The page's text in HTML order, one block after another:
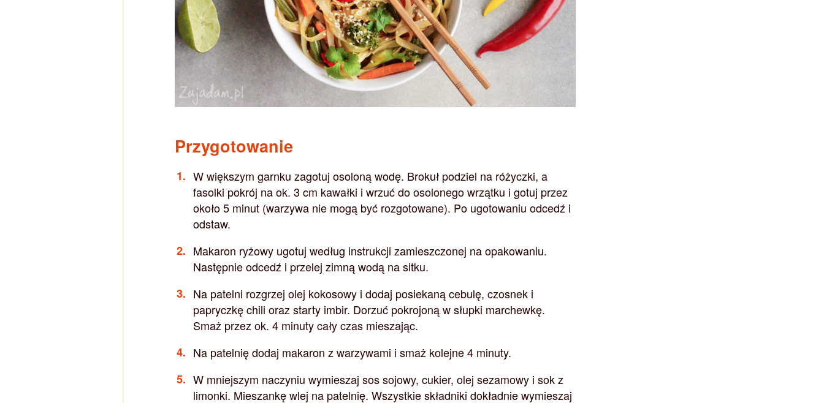
Przygotowanie
W większym garnku zagotuj osoloną wodę. Brokuł podziel na różyczki, a
fasolki pokrój na ok. 3 cm kawałki i wrzuć do osolonego wrzątku i gotuj przez
około 5 minut (warzywa nie mogą być rozgotowane). Po ugotowaniu odcedź i
odstaw.
Makaron ryżowy ugotuj według instrukcji zamieszczonej na opakowaniu.
Następnie odcedź i przelej zimną wodą na sitku.
Na patelni rozgrzej olej kokosowy i dodaj posiekaną cebulę, czosnek i
papryczkę chili oraz starty imbir. Dorzuć pokrojoną w słupki marchewkę.
Smaż przez ok. 4 minuty cały czas mieszając.
Na patelnię dodaj makaron z warzywami i smaż kolejne 4 minuty.
W mniejszym naczyniu wymieszaj sos sojowy, cukier, olej sezamowy i sok z
limonki. Mieszankę wlej na patelnię. Wszystkie składniki dokładnie wymieszaj